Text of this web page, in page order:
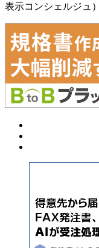
表示コンシェルジュ）